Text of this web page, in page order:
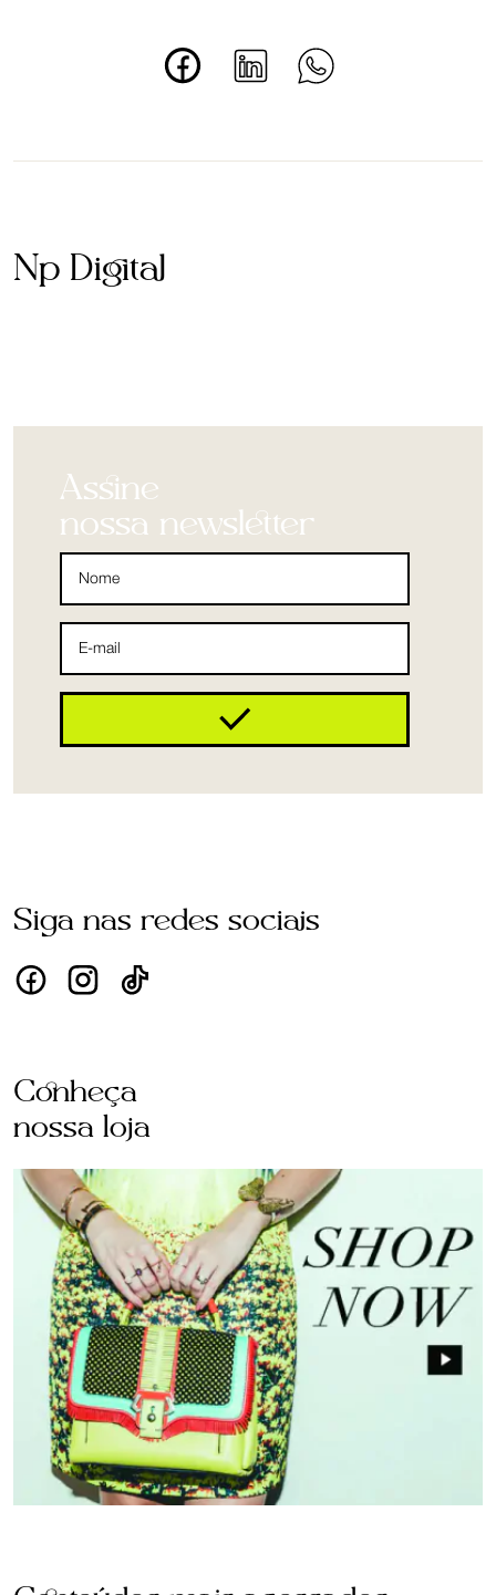
Np Digital
Assine
nossa newsletter
Siga nas redes sociais
Conheça
nossa loja